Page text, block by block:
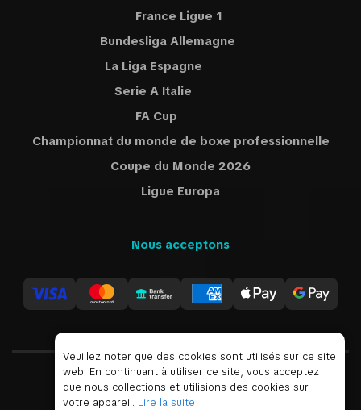
France Ligue 1
Bundesliga Allemagne
La Liga Espagne
Serie A Italie
FA Cup
Championnat du monde de boxe professionnelle
Coupe du Monde 2026
Ligue Europa
Nous acceptons
USD
Veuillez noter que des cookies sont utilisés sur ce site
web. En continuant à utiliser ce site, vous acceptez
que nous collections et utilisions des cookies sur
votre appareil. Lire la suite